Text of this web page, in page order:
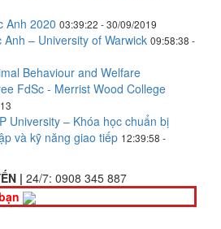
Anh 2020 03:39:22 - 30/09/2019
– University of Warwick 09:58:38 -
Behaviour and Welfare
FdSc - Merrist Wood College
University – Khóa học chuẩn bị
và kỹ năng giao tiếp 12:39:58 -
| 24/7: 0908 345 887